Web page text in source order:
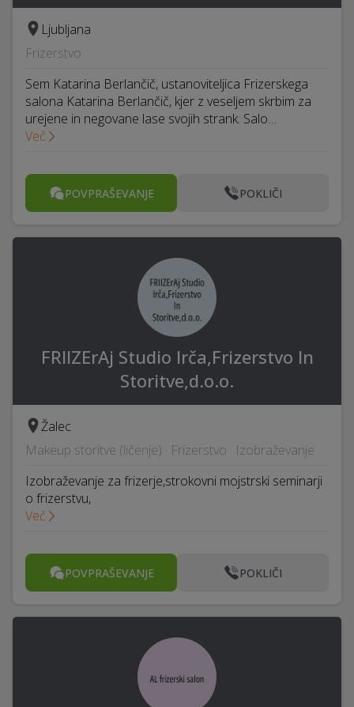
Ljubljana
Frizerstvo
Sem Katarina Berlančič, ustanoviteljica Frizerskega
salona Katarina Berlančič, kjer z veseljem skrbim za
urejene in negovane lase svojih strank. Salo…
Več
POVPRAŠEVANJE POKLIČI
FRIIZErAj Studio Irča,Frizerstvo In
Storitve,d.o.o.
Žalec
Makeup storitve (ličenje) · Frizerstvo · Izobraževanje
Izobraževanje za frizerje,strokovni mojstrski seminarji
o frizerstvu,
Več
POVPRAŠEVANJE POKLIČI